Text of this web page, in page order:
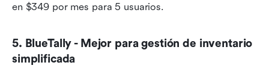
en $349 por mes para 5 usuarios.
5. BlueTally - Mejor para gestión de inventario
simplificada